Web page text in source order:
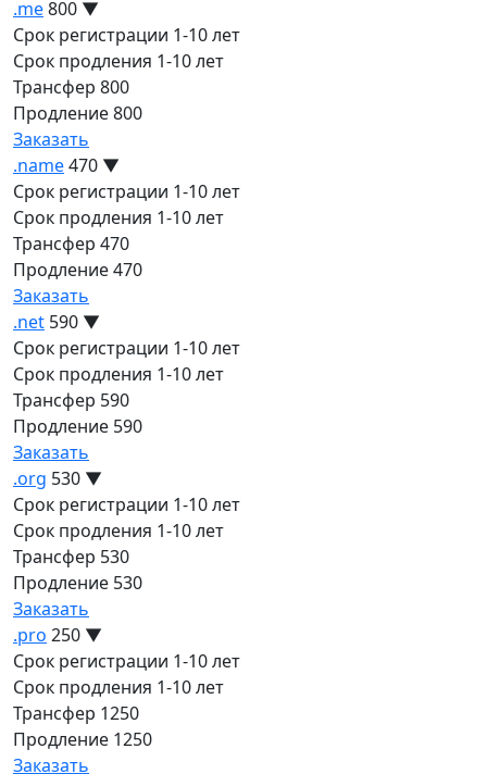
.me800 ▼
Срок регистрации 1-10 лет
Срок продления 1-10 лет
Трансфер 800
Продление800
Заказать
.name470 ▼
Срок регистрации 1-10 лет
Срок продления 1-10 лет
Трансфер 470
Продление470
Заказать
.net 590 ▼
Срок регистрации 1-10 лет
Срок продления 1-10 лет
Трансфер 590
Продление 590
Заказать
.org 530 ▼
Срок регистрации 1-10 лет
Срок продления 1-10 лет
Трансфер 530
Продление 530
Заказать
.pro 250 ▼
Срок регистрации 1-10 лет
Срок продления 1-10 лет
Трансфер 1250
Продление 1250
Заказать